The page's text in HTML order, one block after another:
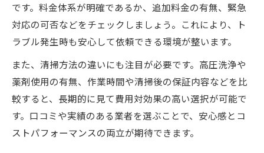
です。料金体系が明確であるか、追加料金の有無、緊急
対応の可否などをチェックしましょう。これにより、ト
ラブル発生時も安心して依頼できる環境が整います。
また、清掃方法の違いにも注目が必要です。高圧洗浄や
薬剤使用の有無、作業時間や清掃後の保証内容などを比
較すると、長期的に見て費用対効果の高い選択が可能で
す。口コミや実績のある業者を選ぶことで、安心感とコ
ストパフォーマンスの両立が期待できます。